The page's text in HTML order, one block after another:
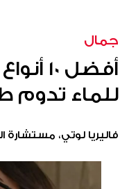
جمال
أفضل
للماء تدوم
فاليريا لوتي،